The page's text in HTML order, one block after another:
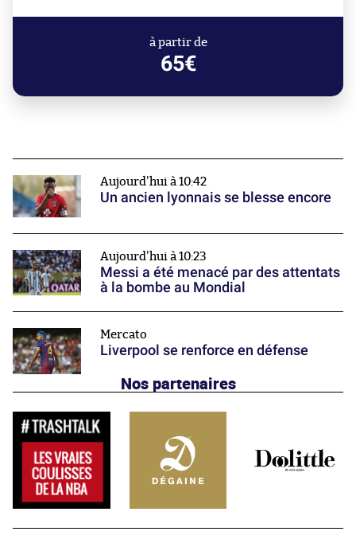
à partir de
65€
Aujourd'hui à 10:42
Un ancien lyonnais se blesse encore
Aujourd'hui à 10:23
Messi a été menacé par des attentats
à la bombe au Mondial
Mercato
Liverpool se renforce en défense
Nos partenaires